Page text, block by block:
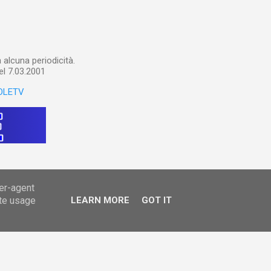
periodicità.
7.03.2001
agent
usage
LEARN MORE GOT IT